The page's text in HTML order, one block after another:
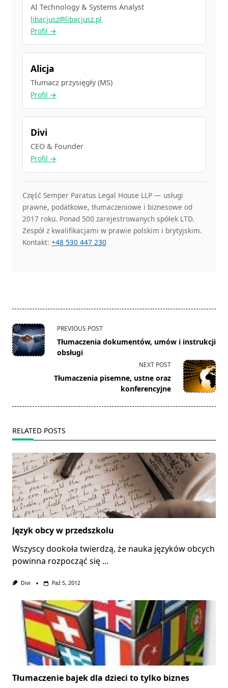
AI Technology & Systems Analyst
libacjusz@libacjusz.pl
Profil →
Alicja
Tłumacz przysięgły (MS)
Profil →
Divi
CEO & Founder
Profil →
Część Semper Paratus Legal House LLP — usługi
prawne, podatkowe, tłumaczeniowe i biznesowe od
2017 roku. Ponad 500 zarejestrowanych spółek LTD.
Zespół z kwalifikacjami w prawie polskim i brytyjskim.
Kontakt: +48 530 447 230
<span
class="nav-
subtitle
PREVIOUS POST
Tłumaczenia dokumentów, umów i instrukcji
obsługi
NEXT POST
Tłumaczenia pisemne, ustne oraz
konferencyjne
RELATED POSTS
Język obcy w przedszkolu
Wszyscy dookoła twierdzą, że nauka języków obcych
powinna rozpocząć się ...
Divi Paź 5, 2012
Tłumaczenie bajek dla dzieci to tylko biznes